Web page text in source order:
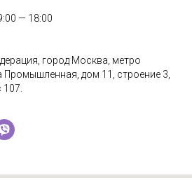
— 18:00
город Москва, метро
Промышленная, дом 11, строение 3,